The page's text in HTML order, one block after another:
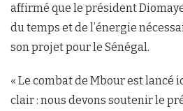
affirmé que le président
du temps et de l’énergie
son projet pour le Sénégal.
« Le combat de Mbour est lancé
clair : nous devons soutenir le